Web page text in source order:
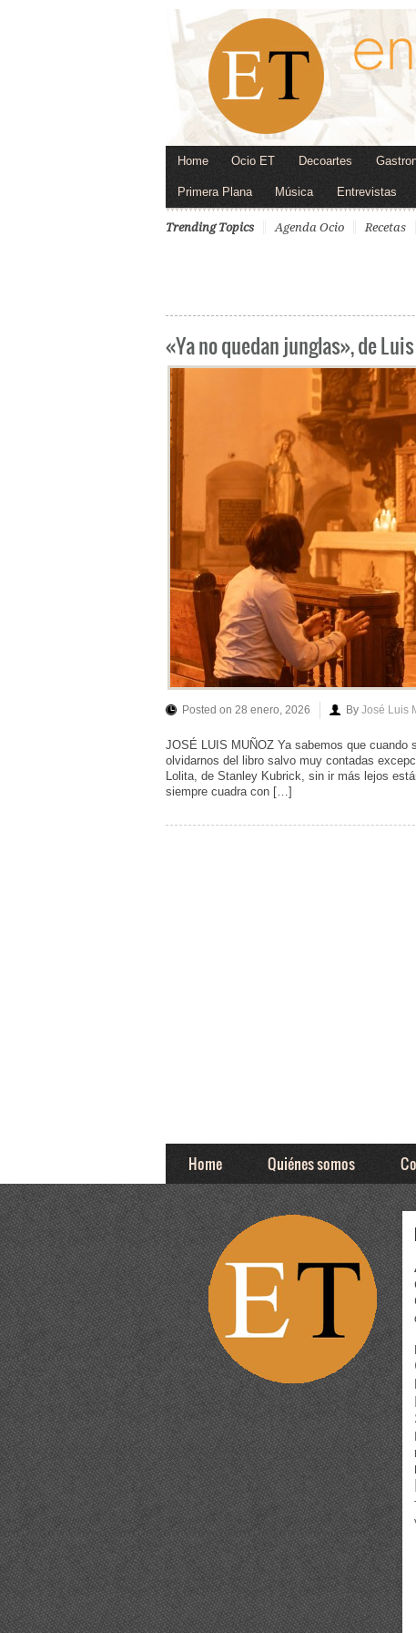
Home Ocio ET Decoartes
Primera Plana Música Entrevistas
Trending Topics Agenda Ocio Recetas
«Ya no quedan junglas», de
Posted on 28 enero, 2026 By José Luis
JOSÉ LUIS MUÑOZ Ya sabemos que
olvidarnos del libro salvo muy contadas
Lolita, de Stanley Kubrick, sin ir más lejos
siempre cuadra con […]
Home Quiénes somos